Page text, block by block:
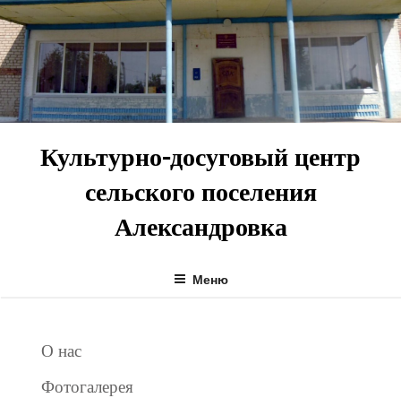
Перейти
к
содержимому
Культурно-досуговый центр
сельского поселения
Александровка
Меню
О нас
Фотогалерея